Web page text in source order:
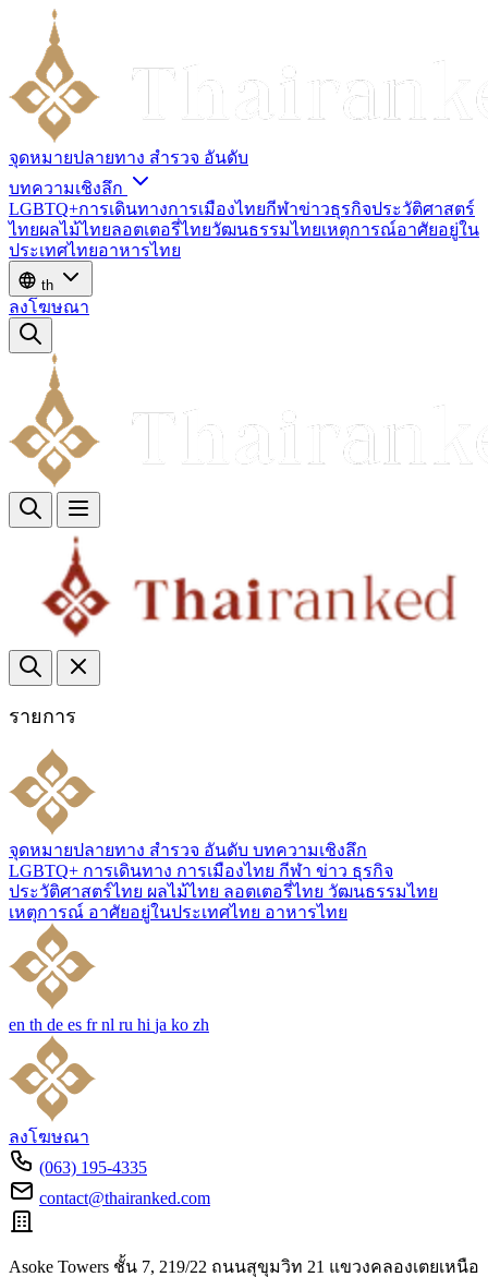
จุดหมายปลายทาง สำรวจ อันดับ
บทความเชิงลึก
LGBTQ+การเดินทางการเมืองไทยกีฬาข่าวธุรกิจประวัติศาสตร์
ไทยผลไม้ไทยลอตเตอรี่ไทยวัฒนธรรมไทยเหตุการณ์อาศัยอยู่ใน
ประเทศไทยอาหารไทย
th
ลงโฆษณา
รายการ
จุดหมายปลายทาง สำรวจ อันดับ บทความเชิงลึก
LGBTQ+ การเดินทาง การเมืองไทย กีฬา ข่าว ธุรกิจ
ประวัติศาสตร์ไทย ผลไม้ไทย ลอตเตอรี่ไทย วัฒนธรรมไทย
เหตุการณ์ อาศัยอยู่ในประเทศไทย อาหารไทย
en th de es fr nl ru hi ja ko zh
ลงโฆษณา
(063) 195-4335
contact@thairanked.com
Asoke Towers ชั้น 7, 219/22 ถนนสุขุมวิท 21 แขวงคลองเตยเหนือ